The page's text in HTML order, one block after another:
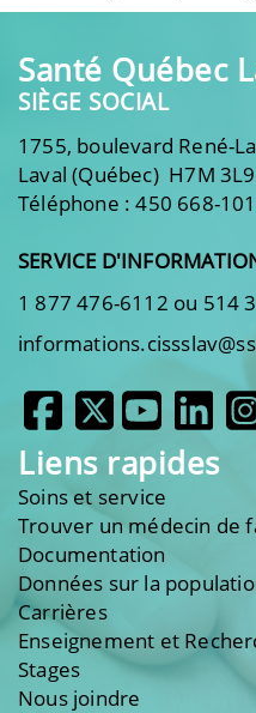
Santé Québec
SIÈGE SOCIAL
1755, boulevard René-
Laval (Québec) H7M 3L9
Téléphone : 450 668-
SERVICE
1 877 476-6112 ou 514
Liens rapides
Soins et service
Trouver un médecin de
Documentation
Données sur la
Carrières
Enseignement et
Stages
Nous joindre